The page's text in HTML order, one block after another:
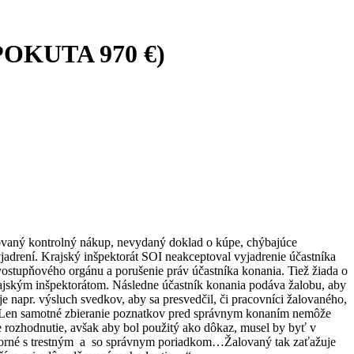
970 €)
kontrolný nákup, nevydaný doklad o kúpe, chýbajúce
Krajský inšpektorát SOI neakceptoval vyjadrenie účastníka
orgánu a porušenie práv účastníka konania. Tiež žiada o
inšpektorátom. Následne účastník konania podáva žalobu, aby
výsluch svedkov, aby sa presvedčil, či pracovníci žalovaného,
samotné zbieranie poznatkov pred správnym konaním nemôže
avšak aby bol použitý ako dôkaz, musel by byť v
s trestným a so správnym poriadkom…Žalovaný tak zaťažuje